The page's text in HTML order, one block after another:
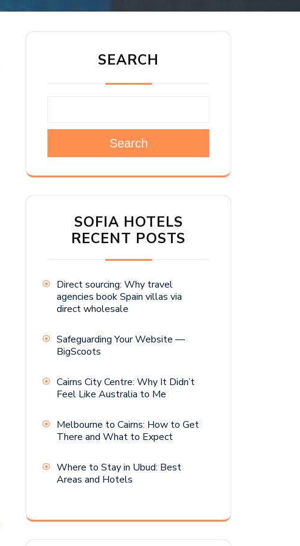
SEARCH
Search
SOFIA HOTELS
RECENT POSTS
Direct sourcing: Why travel
agencies book Spain villas via
direct wholesale
Safeguarding Your Website —
BigScoots
Cairns City Centre: Why It Didn’t
Feel Like Australia to Me
Melbourne to Cairns: How to Get
There and What to Expect
Where to Stay in Ubud: Best
Areas and Hotels